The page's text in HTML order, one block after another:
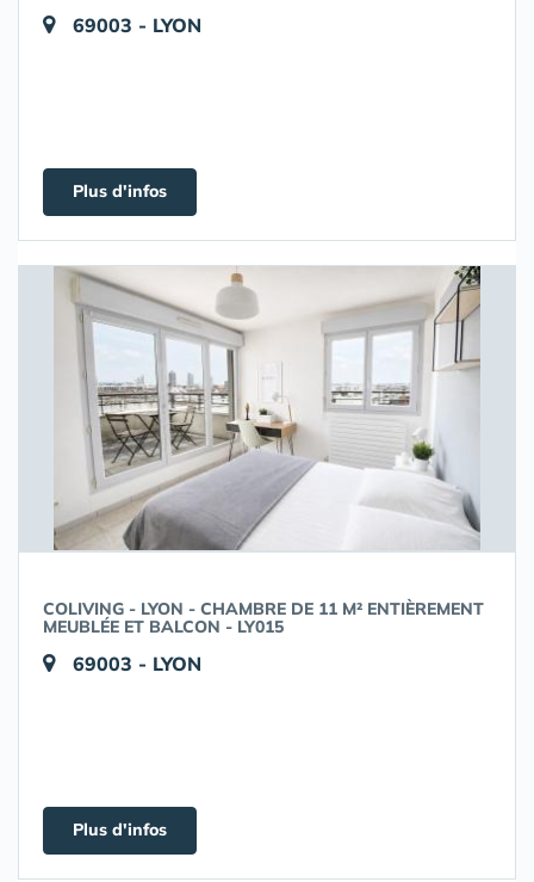
69003 - LYON
Plus d'infos
COLIVING - LYON - CHAMBRE DE 11 M² ENTIÈREMENT
MEUBLÉE ET BALCON - LY015
69003 - LYON
Plus d'infos